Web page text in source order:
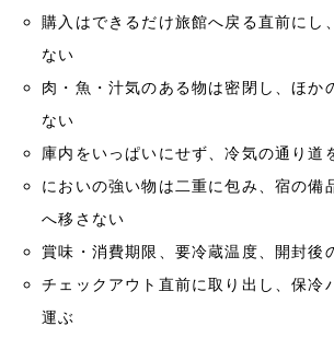
購入はできるだけ旅館へ戻る直前にし
ない
肉・魚・汁気のある物は密閉し、ほか
ない
庫内をいっぱいにせず、冷気の通り道
においの強い物は二重に包み、宿の備
へ移さない
賞味・消費期限、要冷蔵温度、開封後
チェックアウト直前に取り出し、保冷
運ぶ